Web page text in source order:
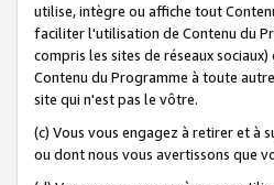
utilise, intègre ou affiche tout
faciliter l'utilisation de Contenu du
compris les sites de réseaux
Contenu du Programme à toute
site qui n'est pas le vôtre.
(c) Vous vous engagez à retirer et à
ou dont nous vous avertissons que